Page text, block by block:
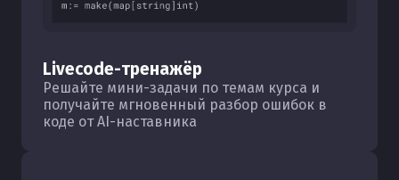
Livecode-тренажёр
Решайте мини-задачи по темам курса и
получайте мгновенный разбор ошибок в
коде от AI-наставника